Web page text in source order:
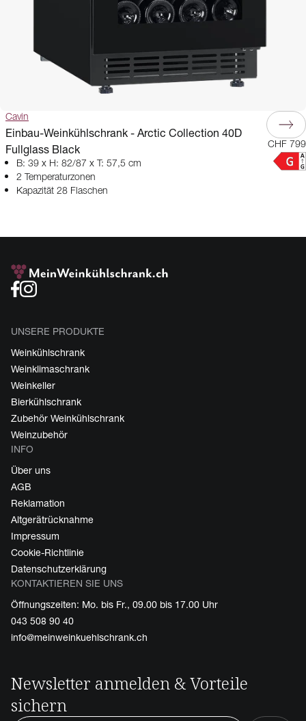
Cavin
Einbau-Weinkühlschrank - Arctic Collection 40D
Fullglass Black
B: 39 x H: 82/87 x T: 57,5 cm
2 Temperaturzonen
Kapazität 28 Flaschen
CHF 799
UNSERE PRODUKTE
Weinkühlschrank
Weinklimaschrank
Weinkeller
Bierkühlschrank
Zubehör Weinkühlschrank
Weinzubehör
INFO
Über uns
AGB
Reklamation
Altgerätrücknahme
Impressum
Cookie-Richtlinie
Datenschutzerklärung
KONTAKTIEREN SIE UNS
Öffnungszeiten: Mo. bis Fr., 09.00 bis 17.00 Uhr
043 508 90 40
info@meinweinkuehlschrank.ch
Newsletter anmelden & Vorteile
sichern